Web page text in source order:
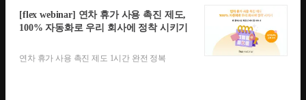
[flex webinar] 연차 휴가 사용 촉진 제도,
100% 자동화로 우리 회사에 정착 시키기
연차 휴가 사용 촉진 제도 1시간 완전 정복